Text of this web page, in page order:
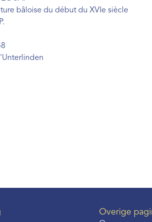
bâloise du début du XVIe siècle
Overige